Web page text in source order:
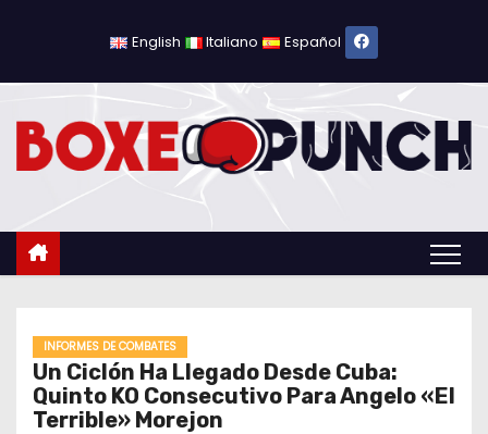
l
English Italiano Español
INFORMES DE COMBATES
Un Ciclón Ha Llegado Desde Cuba:
Quinto KO Consecutivo Para Angelo «El
Terrible» Morejon